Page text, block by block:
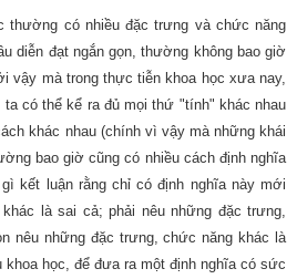
thường có nhiều đặc trưng và chức năng
diễn đạt ngắn gọn, thường không bao giờ
vậy mà trong thực tiễn khoa học xưa nay,
có thể kể ra đủ mọi thứ "tính" khác nhau
khác nhau (chính vì vậy mà những khái
bao giờ cũng có nhiều cách định nghĩa
kết luận rằng chỉ có định nghĩa này mới
là sai cả; phải nêu những đặc trưng,
nêu những đặc trưng, chức năng khác là
học, để đưa ra một định nghĩa có sức